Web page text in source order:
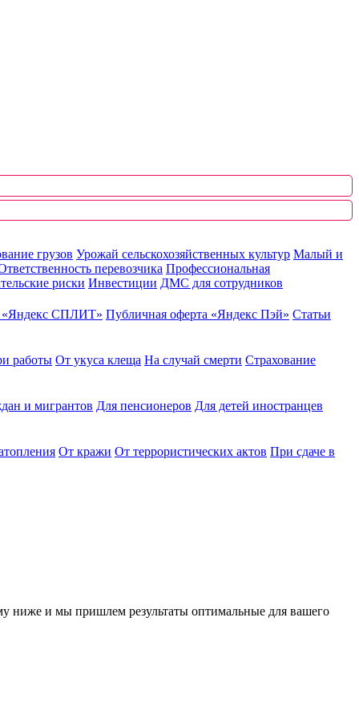
грузов Урожай сельскохозяйственных культур Малый и
перевозчика Профессиональная
риски Инвестиции ДМС для сотрудников
«Яндекс СПЛИТ» Публичная оферта «Яндекс Пэй» Статьи
работы От укуса клеща На случай смерти Страхование
и мигрантов Для пенсионеров Для детей иностранцев
От кражи От террористических актов При сдаче в
ниже и мы пришлем результаты оптимальные для вашего